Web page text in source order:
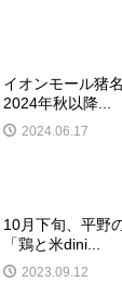
イオンモール猪
2024年秋以降...
2024.06.17
10月下旬、平野
「鶏と米dini...
2023.09.12